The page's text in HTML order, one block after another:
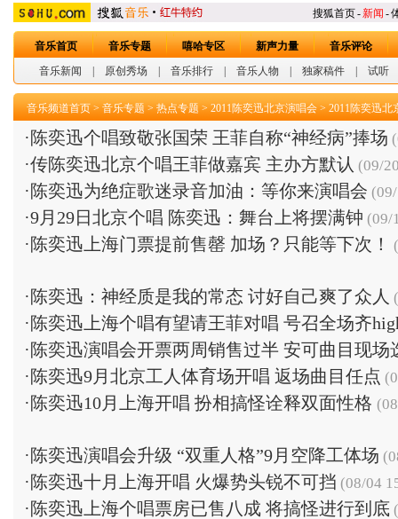
搜狐首页-新闻 -
音乐首页 音乐专题 嘻哈专区 新声力量
音乐评论
音乐新闻
原创秀场 音乐排行 音乐人物 独家稿件 试听
音乐频道首页 > 音乐专题 > 热点专题 > 2011陈奕迅北京演唱会 > 2011陈奕迅北
·陈奕迅个唱致敬张国荣 王菲自称“神经病”捧场
·传陈奕迅北京个唱王菲做嘉宾 主办方默认 (09/
·陈奕迅为绝症歌迷录音加油：等你来演唱会
·9月29日北京个唱 陈奕迅：舞台上将摆满钟 (09/
·陈奕迅上海门票提前售罄 加场？只能等下次！
·陈奕迅：神经质是我的常态 讨好自己爽了众人
·陈奕迅上海个唱有望请王菲对唱 号召全场齐
·陈奕迅演唱会开票两周销售过半 安可曲目现场
·陈奕迅9月北京工人体育场开唱 返场曲目任点
·陈奕迅10月上海开唱 扮相搞怪诠释双面性格
·陈奕迅演唱会升级 “双重人格”9月空降工体场
·陈奕迅十月上海开唱 火爆势头锐不可挡 (08/04
·陈奕迅上海个唱票房已售八成 将搞怪进行到底